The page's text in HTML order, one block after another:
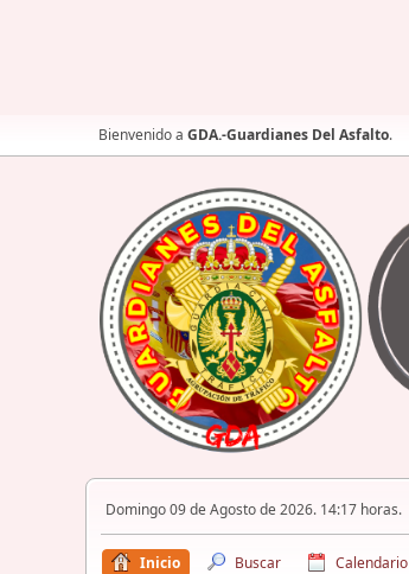
Bienvenido a GDA.-Guardianes Del Asfalto.
Domingo 09 de Agosto de 2026. 14:17 horas.
Inicio Buscar Calendario